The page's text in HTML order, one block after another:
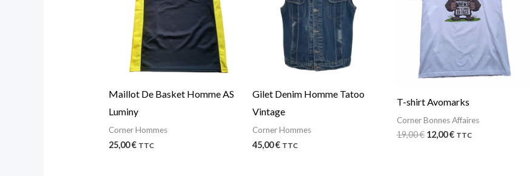
Maillot De Basket Homme AS
Luminy
Corner Hommes
25,00€ TTC
Gilet Denim Homme Tatoo
Vintage
Corner Hommes
45,00€ TTC
T-shirt Avomarks
Corner Bonnes Affaires
19,00€ 12,00€ TTC